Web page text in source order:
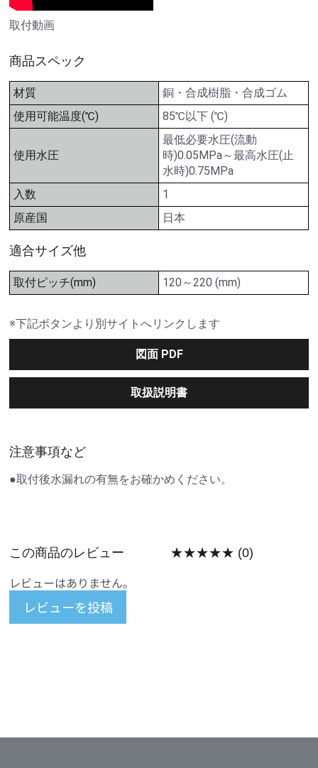
取付動画
商品スペック
材質
銅・合成樹脂・合成ゴム
使用可能温度(℃)
85℃以下 (℃)
使用水圧
最低必要水圧(流動
時)0.05MPa～最高水圧(止
水時)0.75MPa
入数
1
原産国
日本
適合サイズ他
取付ピッチ(mm) 120～220 (mm)
※下記ボタンより別サイトへリンクします
図面 PDF
取扱説明書
注意事項など
●取付後水漏れの有無をお確かめください。
この商品のレビュー ★★★★★ (0)
レビューはありません。
レビューを投稿